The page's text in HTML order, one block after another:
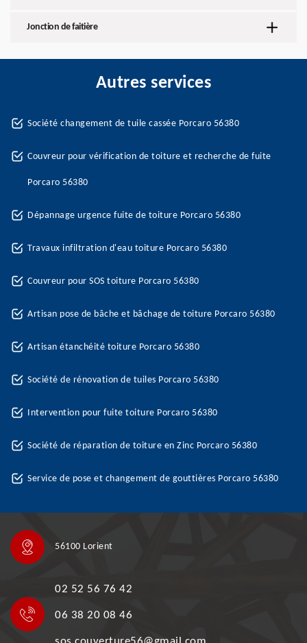
Jonction de faitière
Autres services
Société changement de tuile cassée Porcaro 56380
Couvreur pour vérification de toiture et recherche de fuite
Porcaro 56380
Dépannage urgence fuite de toiture Porcaro 56380
Travaux infiltration d'eau toiture Porcaro 56380
Couvreur pour SOS toiture Porcaro 56380
Artisan pose de bâche et bâchage de toiture Porcaro 56380
Artisan étanchéité toiture Porcaro 56380
Société de rénovation de tuiles Porcaro 56380
Intervention pour fuite toiture Porcaro 56380
Société de réparation de toiture en Zinc Porcaro 56380
Service de pose et changement de gouttières Porcaro 56380
56100 Lorient
02 52 56 76 42
06 38 20 08 46